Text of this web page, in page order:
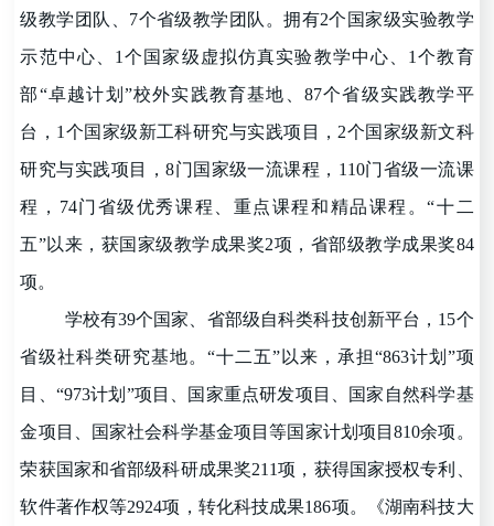
级教学团队、7个省级教学团队。拥有2个国家级实验教学
示范中心、1个国家级虚拟仿真实验教学中心、1个教育
部“卓越计划 ”校外实践教育基地、87个省级实践教学平
台，1个国家级新工科研究与实践项目，2个国家级新文科
研究与实践项目，8门国家级一流课程，110门省级一流课
程，74门省级优秀课程、重点课程和精品课程。“十二
五”以来，获国家级教学成果奖2项，省部级教学成果奖84
项。
学校有39个国家、省部级自科类科技创新平台，15个
省级社科类研究基地。“十二五”以来，承担“863计划 ”项
目、 “973计划 ”项目、国家重点研发项目、国家自然科学基
金项目、国家社会科学基金项目等国家计划项目810余项。
荣获国家和省部级科研成果奖211项，获得国家授权专利、
软件著作权等2924项，转化科技成果186项。《湖南科技大